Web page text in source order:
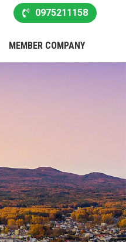
0975211158
MEMBER COMPANY